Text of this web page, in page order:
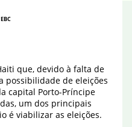
que, devido à falta de
possibilidade de eleições
capital Porto-Príncipe
um dos principais
é viabilizar as eleições.